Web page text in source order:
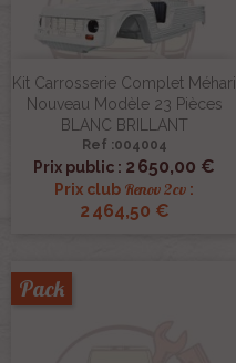
Kit Carrosserie Complet Méhari
Nouveau Modèle 23 Pièces
BLANC BRILLANT
Ref :004004
Prix public : 2 650,00 €
Prix club Renov 2cv :
2 464,50 €
Pack